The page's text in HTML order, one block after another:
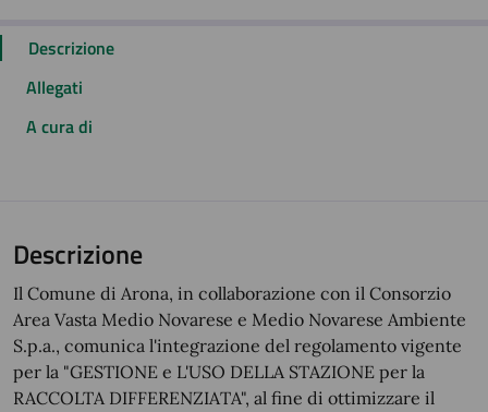
Descrizione
Allegati
A cura di
Descrizione
Il Comune di Arona, in collaborazione con il Consorzio
Area Vasta Medio Novarese e Medio Novarese Ambiente
S.p.a., comunica l'integrazione del regolamento vigente
per la "GESTIONE e L'USO DELLA STAZIONE per la
RACCOLTA DIFFERENZIATA", al fine di ottimizzare il